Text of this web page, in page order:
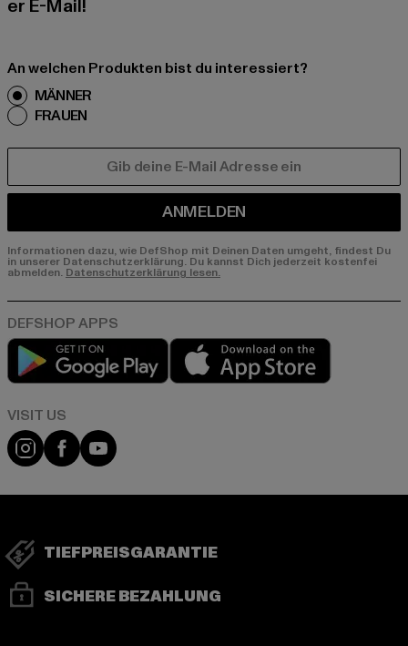
er E-Mail!
An welchen Produkten bist du interessiert?
MÄNNER
FRAUEN
ANMELDEN
Informationen dazu, wie DefShop mit Deinen Daten umgeht, findest Du
in unserer Datenschutzerklärung. Du kannst Dich jederzeit kostenfei
abmelden. Datenschutzerklärung lesen.
Play market
Visit our Instagram page:
Visit our Facebook page:
Visit our YouTube channel:
TIEFPREISGARANTIE
SICHERE BEZAHLUNG